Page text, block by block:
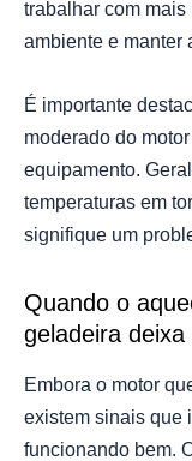
trabalhar com
ambiente e manter
É importante
moderado do
equipamento.
temperaturas em
signifique um
Quando o
geladeira
Embora o motor
existem sinais que
funcionando bem.